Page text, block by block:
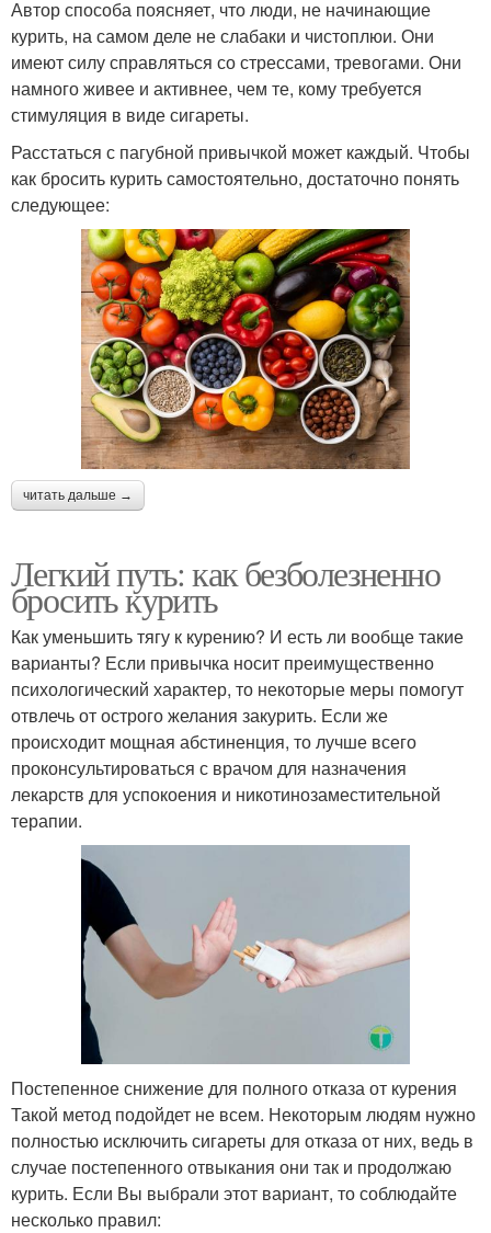
Автор способа поясняет, что люди, не начинающие
курить, на самом деле не слабаки и чистоплюи. Они
имеют силу справляться со стрессами, тревогами. Они
намного живее и активнее, чем те, кому требуется
стимуляция в виде сигареты.
Расстаться с пагубной привычкой может каждый. Чтобы
как бросить курить самостоятельно, достаточно понять
следующее:
читать дальше →
Легкий путь: как безболезненно
бросить курить
Как уменьшить тягу к курению? И есть ли вообще такие
варианты? Если привычка носит преимущественно
психологический характер, то некоторые меры помогут
отвлечь от острого желания закурить. Если же
происходит мощная абстиненция, то лучше всего
проконсультироваться с врачом для назначения
лекарств для успокоения и никотинозаместительной
терапии.
Постепенное снижение для полного отказа от курения
Такой метод подойдет не всем. Некоторым людям нужно
полностью исключить сигареты для отказа от них, ведь в
случае постепенного отвыкания они так и продолжаю
курить. Если Вы выбрали этот вариант, то соблюдайте
несколько правил: